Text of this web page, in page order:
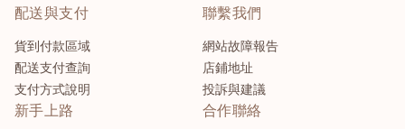
配送與支付
貨到付款區域
配送支付查詢
支付方式說明
聯繫我們
網站故障報告
店鋪地址
投訴與建議
新手上路 合作聯絡